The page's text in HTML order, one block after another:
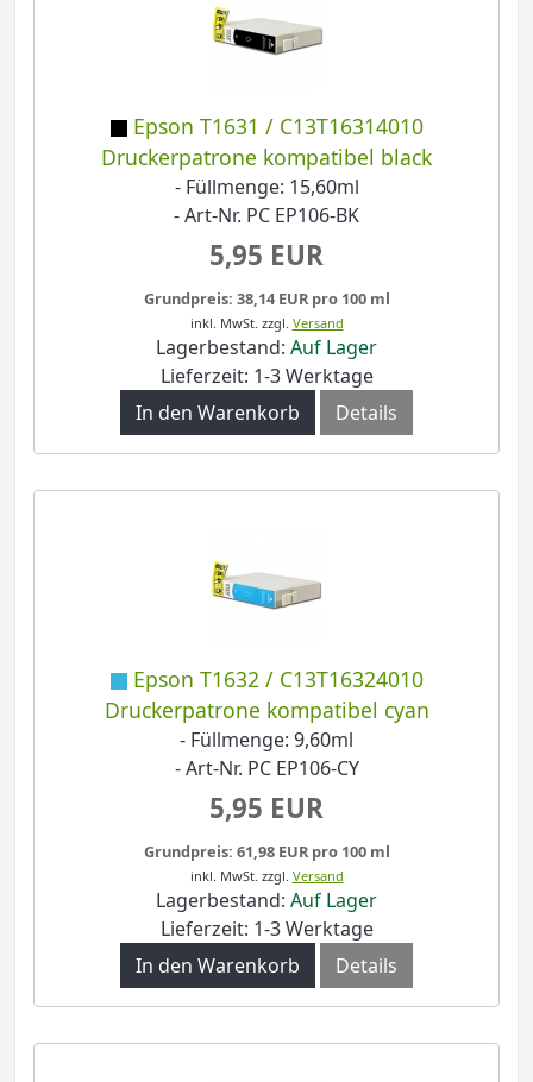
Epson T1631 / C13T16314010
Druckerpatrone kompatibel black
- Füllmenge: 15,60ml
- Art-Nr. PC EP106-BK
5,95 EUR
Grundpreis: 38,14 EUR pro 100 ml
inkl. MwSt. zzgl. Versand
Lagerbestand: Auf Lager
Lieferzeit: 1-3 Werktage
In den Warenkorb
Details
Epson T1632 / C13T16324010
Druckerpatrone kompatibel cyan
- Füllmenge: 9,60ml
- Art-Nr. PC EP106-CY
5,95 EUR
Grundpreis: 61,98 EUR pro 100 ml
inkl. MwSt. zzgl. Versand
Lagerbestand: Auf Lager
Lieferzeit: 1-3 Werktage
In den Warenkorb
Details